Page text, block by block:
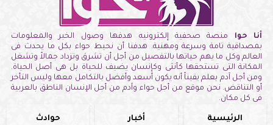
أنا حوا منصة صحفية إلكترونيه هدفها وصول الخبر والمعلومات
بمصداقية تامة وسرعة ومهنية. هدفنا أن نحيط حواء بكل ما يحدث فى
العالم وكل ما يهم حياتها بالتفصيل من أجل أن تشرق وتزداد جمالاً وتشغل
المكانة التى تستحقها كأنثى وكإنسان يضيف للحياة بل هى أصل الحياة.
ومن أجل آدم يعلم يقيناً أنه يكون أسعد وأفضل بالتكامل معها وليس التأخر
أو التناقض. نحن موقع من أجل حواء وآدم من أجل الإنسان الناطق بالعربية
فى كل مكان.
الرئيسية أخبار حوادث